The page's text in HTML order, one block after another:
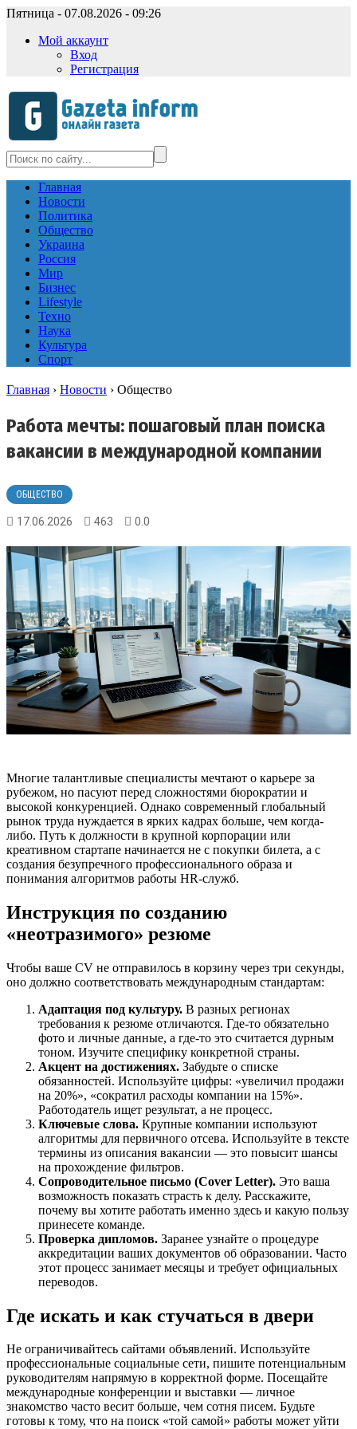
Пятница - 07.08.2026 - 09:26
Мой аккаунт
Вход
Регистрация
Главная
Новости
Политика
Общество
Украина
Россия
Мир
Бизнес
Lifestyle
Техно
Наука
Культура
Спорт
Главная › Новости › Общество
Работа мечты: пошаговый план поиска
вакансии в международной компании
ОБЩЕСТВО
17.06.2026 463 0.0
Многие талантливые специалисты мечтают о карьере за
рубежом, но пасуют перед сложностями бюрократии и
высокой конкуренцией. Однако современный глобальный
рынок труда нуждается в ярких кадрах больше, чем когда-
либо. Путь к должности в крупной корпорации или
креативном стартапе начинается не с покупки билета, а с
создания безупречного профессионального образа и
понимания алгоритмов работы HR-служб.
Инструкция по созданию
«неотразимого» резюме
Чтобы ваше CV не отправилось в корзину через три секунды,
оно должно соответствовать международным стандартам:
Адаптация под культуру. В разных регионах
требования к резюме отличаются. Где-то обязательно
фото и личные данные, а где-то это считается дурным
тоном. Изучите специфику конкретной страны.
Акцент на достижениях. Забудьте о списке
обязанностей. Используйте цифры: «увеличил продажи
на 20%», «сократил расходы компании на 15%».
Работодатель ищет результат, а не процесс.
Ключевые слова. Крупные компании используют
алгоритмы для первичного отсева. Используйте в тексте
термины из описания вакансии — это повысит шансы
на прохождение фильтров.
Сопроводительное письмо (Cover Letter). Это ваша
возможность показать страсть к делу. Расскажите,
почему вы хотите работать именно здесь и какую пользу
принесете команде.
Проверка дипломов. Заранее узнайте о процедуре
аккредитации ваших документов об образовании. Часто
этот процесс занимает месяцы и требует официальных
переводов.
Где искать и как стучаться в двери
Не ограничивайтесь сайтами объявлений. Используйте
профессиональные социальные сети, пишите потенциальным
руководителям напрямую в корректной форме. Посещайте
международные конференции и выставки — личное
знакомство часто весит больше, чем сотня писем. Будьте
готовы к тому, что на поиск «той самой» работы может уйти